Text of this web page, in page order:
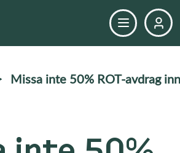
Missa inte 50% ROT-avdrag